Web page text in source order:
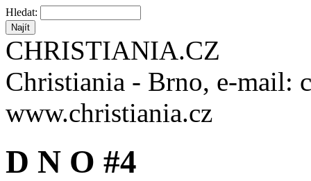
Hledat:
CHRISTIANIA.CZ
Christiania - Brno, e-mail:
www.christiania.cz
D N O #4